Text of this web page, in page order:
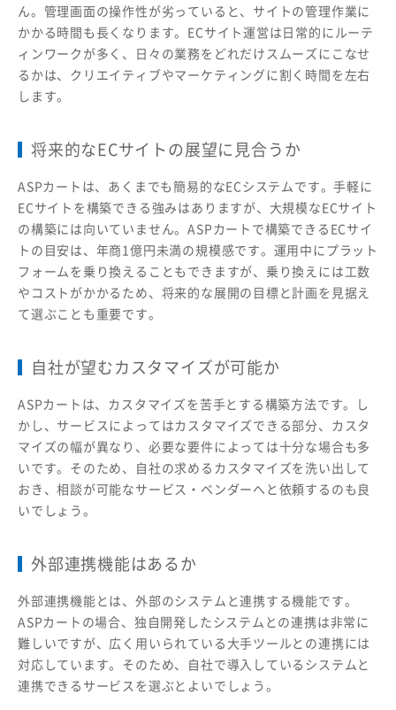
ん。管理画面の操作性が劣っていると、サイトの管理作業に
かかる時間も長くなります。ECサイト運営は日常的にルーテ
ィンワークが多く、日々の業務をどれだけスムーズにこなせ
るかは、クリエイティブやマーケティングに割く時間を左右
します。
将来的なECサイトの展望に見合うか
ASPカートは、あくまでも簡易的なECシステムです。手軽に
ECサイトを構築できる強みはありますが、大規模なECサイト
の構築には向いていません。ASPカートで構築できるECサイ
トの目安は、年商1億円未満の規模感です。運用中にプラット
フォームを乗り換えることもできますが、乗り換えには工数
やコストがかかるため、将来的な展開の目標と計画を見据え
て選ぶことも重要です。
自社が望むカスタマイズが可能か
ASPカートは、カスタマイズを苦手とする構築方法です。し
かし、サービスによってはカスタマイズできる部分、カスタ
マイズの幅が異なり、必要な要件によっては十分な場合も多
いです。そのため、自社の求めるカスタマイズを洗い出して
おき、相談が可能なサービス・ベンダーへと依頼するのも良
いでしょう。
外部連携機能はあるか
外部連携機能とは、外部のシステムと連携する機能です。
ASPカートの場合、独自開発したシステムとの連携は非常に
難しいですが、広く用いられている大手ツールとの連携には
対応しています。そのため、自社で導入しているシステムと
連携できるサービスを選ぶとよいでしょう。